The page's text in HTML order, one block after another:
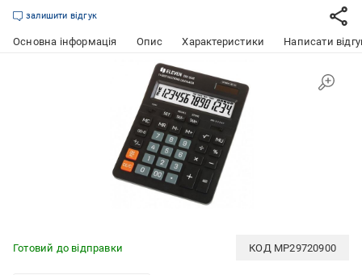
залишити відгук
Основна інформація Опис Характеристики Написати
Готовий до відправки КОД MP29720900